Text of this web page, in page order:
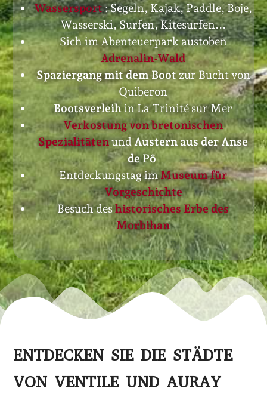
Wassersport: Segeln, Kajak, Paddle, Boje,
Wasserski, Surfen, Kitesurfen...
Sich im Abenteuerpark austoben
Adrenalin-Wald
Spaziergang mit dem Boot zur Bucht von
Quiberon
Bootsverleihin La Trinité sur Mer
Verkostung von bretonischen
SpezialitätenundAustern aus der Anse
de Pô
Entdeckungstag imMuseum für
Vorgeschichte
Besuch deshistorisches Erbe des
Morbihan
ENTDECKEN SIE DIE STÄDTE
VON VENTILEUND AURAY